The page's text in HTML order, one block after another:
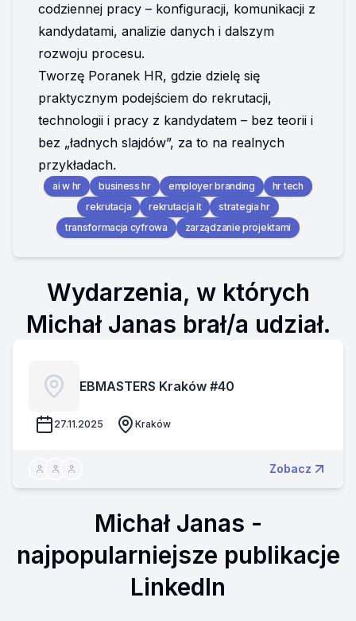
codziennej pracy – konfiguracji, komunikacji z
kandydatami, analizie danych i dalszym
rozwoju procesu.
Tworzę Poranek HR, gdzie dzielę się
praktycznym podejściem do rekrutacji,
technologii i pracy z kandydatem – bez teorii i
bez „ładnych slajdów”, za to na realnych
przykładach.
ai w hr business hr employer branding
hr tech
rekrutacja
rekrutacja it
strategia hr
transformacja cyfrowa
zarządzanie projektami
Wydarzenia, w których
Michał Janas brał/a udział.
EBMASTERS Kraków #40
27.11.2025 Kraków
Zobacz
Michał Janas -
najpopularniejsze publikacje
LinkedIn